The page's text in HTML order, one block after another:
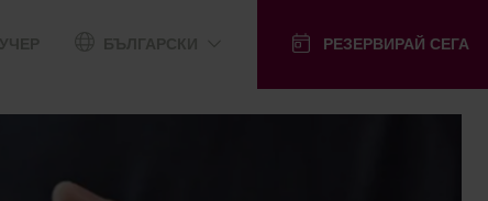
РЕЗЕРВИРАЙ СЕГА